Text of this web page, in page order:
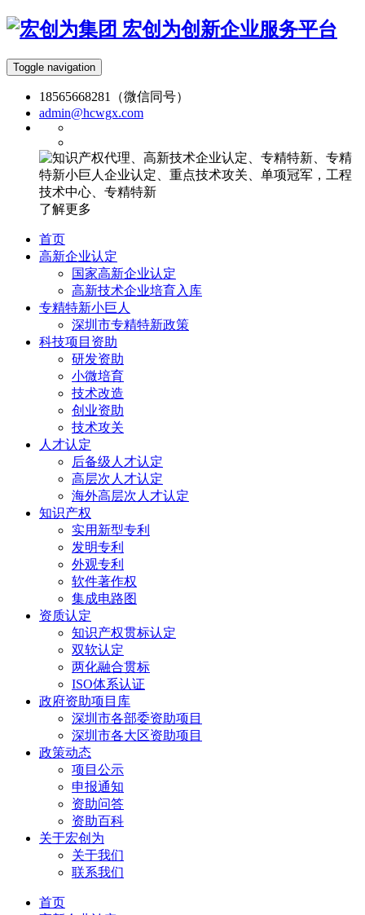
宏创为创新企业服务平台
Toggle navigation
18565668281（微信同号）
admin@hcwgx.com
了解更多
首页
高新企业认定
国家高新企业认定
高新技术企业培育入库
专精特新小巨人
深圳市专精特新政策
科技项目资助
研发资助
小微培育
技术改造
创业资助
技术攻关
人才认定
后备级人才认定
高层次人才认定
海外高层次人才认定
知识产权
实用新型专利
发明专利
外观专利
软件著作权
集成电路图
资质认定
知识产权贯标认定
双软认定
两化融合贯标
ISO体系认证
政府资助项目库
深圳市各部委资助项目
深圳市各大区资助项目
政策动态
项目公示
申报通知
资助问答
资助百科
关于宏创为
关于我们
联系我们
首页